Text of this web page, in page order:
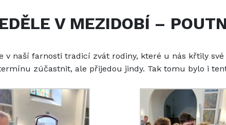
V MEZIDOBÍ –
v naší farnosti tradicí zvát rodiny, které u nás křtily
zúčastnit, ale přijedou jindy. Tak tomu bylo i